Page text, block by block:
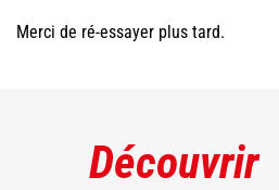
Merci de ré-essayer plus tard.
Découvrir